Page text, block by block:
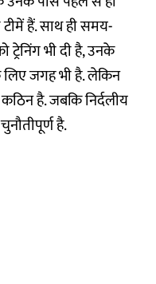
हैं. साथ ही समय-
भी दी है, उनके
जगह भी है. लेकिन
कठिन है. जबकि निर्दलीय
है.